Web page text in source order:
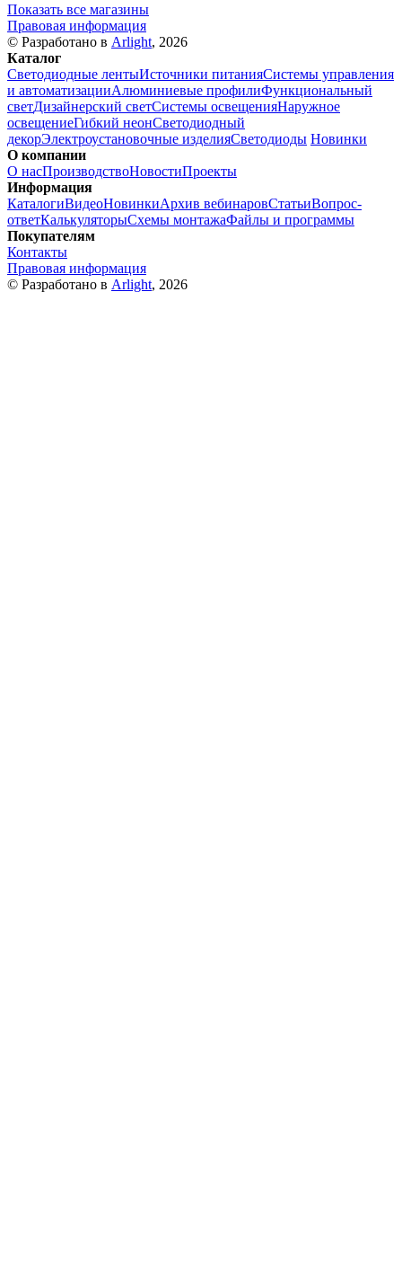
Показать все магазины
Правовая информация
© Разработано в Arlight, 2026
Каталог
Светодиодные лентыИсточники питанияСистемы управления
и автоматизацииАлюминиевые профилиФункциональный
светДизайнерский светСистемы освещенияНаружное
освещениеГибкий неонСветодиодный
декорЭлектроустановочные изделияСветодиоды Новинки
О компании
О насПроизводствоНовостиПроекты
Информация
КаталогиВидеоНовинкиАрхив вебинаровСтатьиВопрос-
ответКалькуляторыСхемы монтажаФайлы и программы
Покупателям
Контакты
Правовая информация
© Разработано в Arlight, 2026